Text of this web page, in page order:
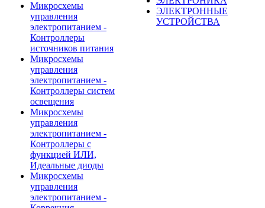
Микросхемы
управления
электропитанием -
Контроллеры
источников питания
Микросхемы
управления
электропитанием -
Контроллеры систем
освещения
Микросхемы
управления
электропитанием -
Контроллеры с
функцией ИЛИ,
Идеальные диоды
Микросхемы
управления
электропитанием -
ЭЛЕКТРОННЫЕ
УСТРОЙСТВА